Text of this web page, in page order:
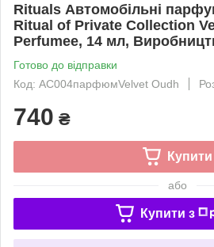
Rituals Автомобільні
Ritual of Private Collection
Perfumee, 14 мл,
Готово до відправки
Код: АС004парфюмVelvet Oudh
740 ₴
Купити
або
Купити з